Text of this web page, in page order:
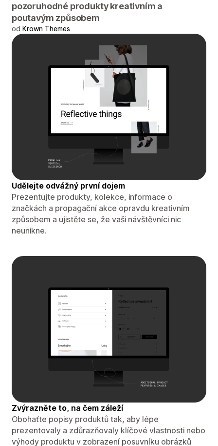
pozoruhodné produkty kreativním a
poutavým způsobem
od Krown Themes
Udělejte odvážný první dojem
Prezentujte produkty, kolekce, informace o
značkách a propagační akce opravdu kreativním
způsobem a ujistěte se, že vaši návštěvníci nic
neunikne.
Zvýrazněte to, na čem záleží
Obohaťte popisy produktů tak, aby lépe
prezentovaly a zdůrazňovaly klíčové vlastnosti nebo
výhody produktu v zobrazení posuvníku obrázků